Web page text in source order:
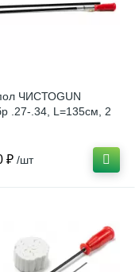
ЧИСТОGUN
.27-.34, L=135см, 2
₽ /шт